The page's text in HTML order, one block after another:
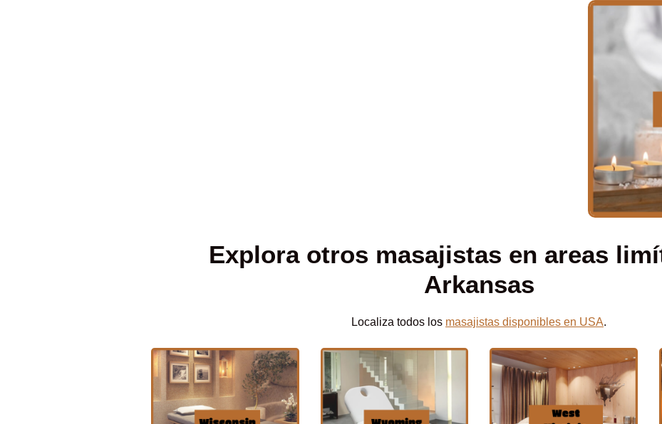
Explora otros masajistas en areas
Arkansas
Localiza todos los masajistas disponibles en USA.